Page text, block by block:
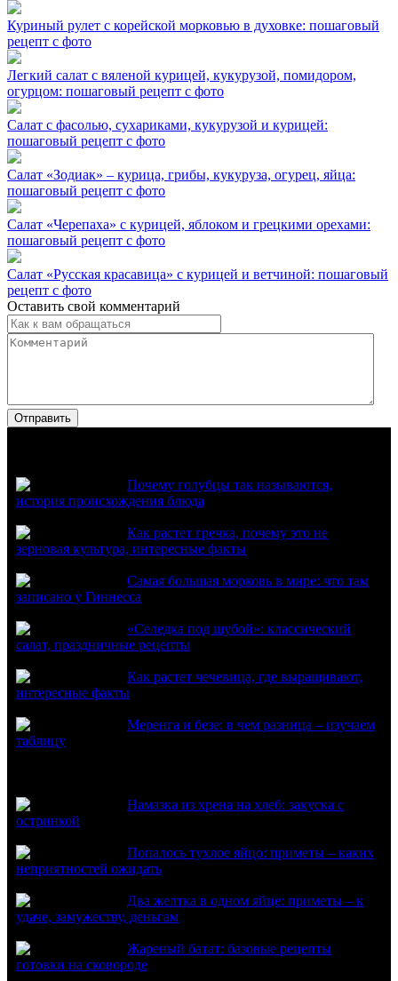
Куриный рулет с корейской морковью в духовке: пошаговый
рецепт с фото
Легкий салат с вяленой курицей, кукурузой, помидором,
огурцом: пошаговый рецепт с фото
Салат с фасолью, сухариками, кукурузой и курицей:
пошаговый рецепт с фото
Салат «Зодиак» – курица, грибы, кукуруза, огурец, яйца:
пошаговый рецепт с фото
Салат «Черепаха» с курицей, яблоком и грецкими орехами:
пошаговый рецепт с фото
Салат «Русская красавица» с курицей и ветчиной: пошаговый
рецепт с фото
Оставить свой комментарий
Почему голубцы так называются,
история происхождения блюда
Как растет гречка, почему это не
зерновая культура, интересные факты
Самая большая морковь в мире: что там
записано у Гиннесса
«Селедка под шубой»: классический
салат, праздничные рецепты
Как растет чечевица, где выращивают,
интересные факты
Меренга и безе: в чем разница – изучаем
таблицу
Намазка из хрена на хлеб: закуска с
остринкой
Попалось тухлое яйцо: приметы – каких
неприятностей ожидать
Два желтка в одном яйце: приметы – к
удаче, замужеству, деньгам
Жареный батат: базовые рецепты
готовки на сковороде